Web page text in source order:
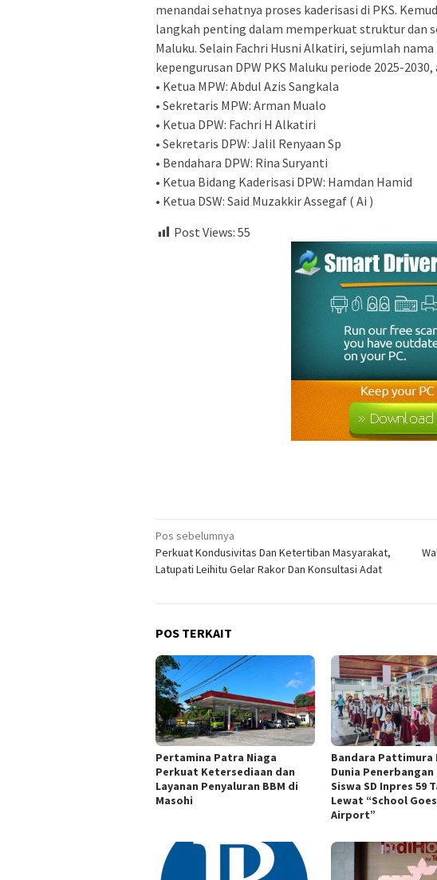
menandai sehatnya proses kaderisasi di PKS.
langkah penting dalam memperkuat struktur dan
Maluku. Selain Fachri Husni Alkatiri, sejumlah
kepengurusan DPW PKS Maluku periode 2025-
• Ketua MPW: Abdul Azis Sangkala
• Sekretaris MPW: Arman Mualo
• Ketua DPW: Fachri H Alkatiri
• Sekretaris DPW: Jalil Renyaan Sp
• Bendahara DPW: Rina Suryanti
• Ketua Bidang Kaderisasi DPW: Hamdan Hamid
• Ketua DSW: Said Muzakkir Assegaf ( Ai )
Post Views: 55
Navigasi
pos
Pos sebelumnya
Perkuat Kondusivitas Dan Ketertiban Masyarakat,
Latupati Leihitu Gelar Rakor Dan Konsultasi Adat
POS TERKAIT
Pertamina Patra Niaga
Perkuat Ketersediaan dan
Layanan Penyaluran BBM di
Masohi
Bandara Pattimura
Dunia
Siswa SD Inpres 59
Lewat “School
Airport”